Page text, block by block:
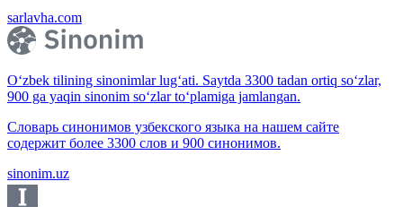
sarlavha.com
O‘zbek tilining sinonimlar lug‘ati. Saytda 3300 tadan ortiq so‘zlar,
900 ga yaqin sinonim so‘zlar to‘plamiga jamlangan.
Словарь синонимов узбекского языка на нашем сайте
содержит более 3300 слов и 900 синонимов.
sinonim.uz